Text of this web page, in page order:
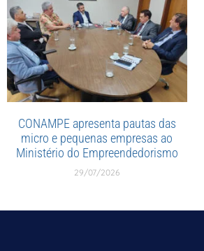
CONAMPE apresenta pautas das
micro e pequenas empresas ao
Ministério do Empreendedorismo
29/07/2026